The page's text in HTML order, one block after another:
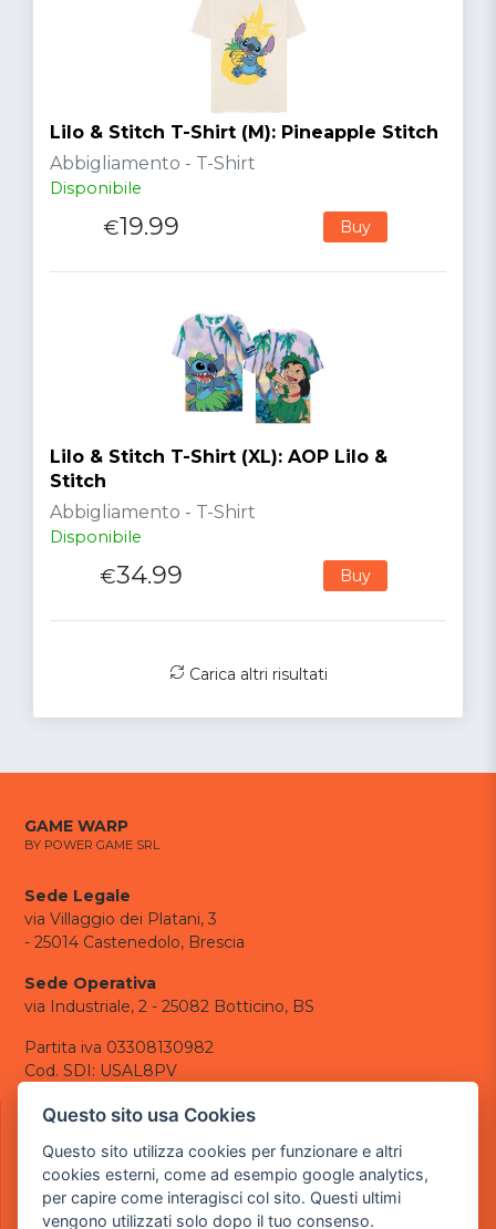
Lilo & Stitch T-Shirt (M): Pineapple Stitch
Abbigliamento - T-Shirt
Disponibile
€19.99 Buy
Lilo & Stitch T-Shirt (XL): AOP Lilo &
Stitch
Abbigliamento - T-Shirt
Disponibile
€34.99 Buy
Carica altri risultati
GAME WARP
BY POWER GAME SRL
Sede Legale
via Villaggio dei Platani, 3
- 25014 Castenedolo, Brescia
Sede Operativa
via Industriale, 2 - 25082 Botticino, BS
Partita iva 03308130982
Cod. SDI: USAL8PV
CONTATTI
tel.: +39 030 376 2377
tel.: +39 030 336 6259
pec:powergamesrl@legalmail.it
Questo sito usa Cookies
Questo sito utilizza cookies per funzionare e altri
cookies esterni, come ad esempio google analytics,
per capire come interagisci col sito. Questi ultimi
vengono utilizzati solo dopo il tuo consenso.